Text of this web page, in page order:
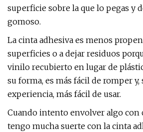
superficie sobre la que lo pegas y
gomoso.
La cinta adhesiva es menos
superficies o a dejar residuos
vinilo recubierto en lugar de
su forma, es más fácil de romper
experiencia, más fácil de usar.
Cuando intento envolver algo con
tengo mucha suerte con la cinta